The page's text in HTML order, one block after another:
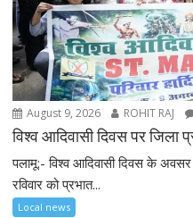
August 9, 2026 ROHIT RAJ
विश्व आदिवासी दिवस पर जिला
पलामू:- विश्व आदिवासी दिवस के
रविवार को प्रभात...
Local news